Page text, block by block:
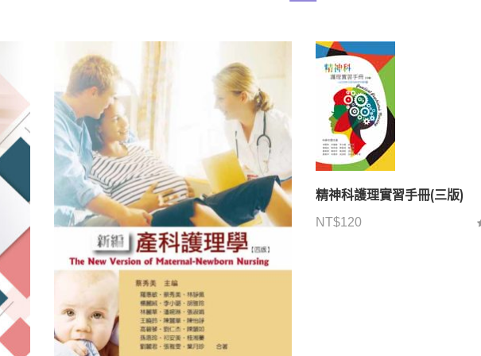
精神科護理實習手冊(三版)
NT$120